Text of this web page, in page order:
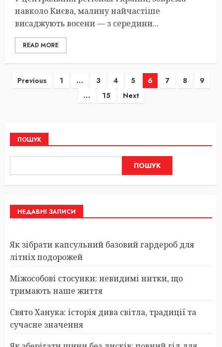
навколо Києва, малину найчастіше
висаджують восени — з середини...
READ MORE
Пагінація
Previous 1 … 3 4 5 6 7 8
9
…
15 Next
ПОШУК
ПОШУК
НЕДАВНІ ЗАПИСИ
Як зібрати капсульний базовий гардероб для
літніх подорожей
Міжособові стосунки: невидимі нитки, що
тримають наше життя
Свято Ханука: історія дива світла, традиції та
сучасне значення